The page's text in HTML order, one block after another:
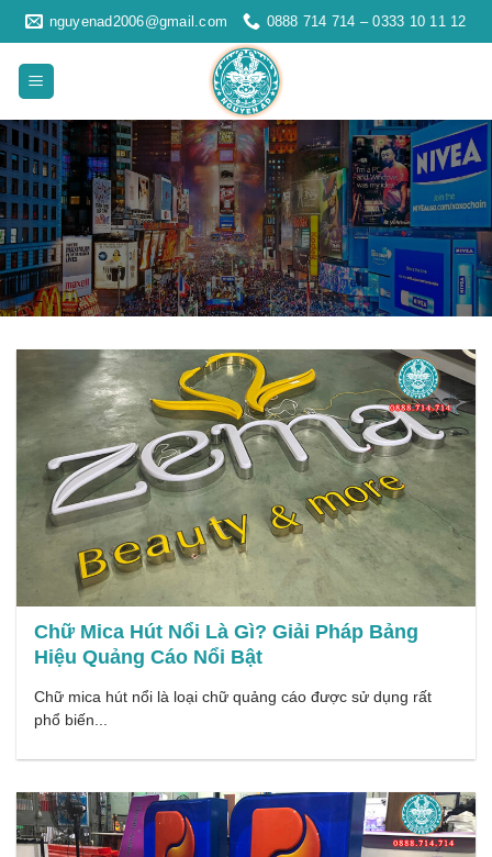
Skip
to
content
nguyenad2006@gmail.com 0888 714 714 – 0333 10 11 12
Chữ Mica Hút Nổi Là Gì? Giải Pháp Bảng
Hiệu Quảng Cáo Nổi Bật
Chữ mica hút nổi là loại chữ quảng cáo được sử dụng rất
phổ biến...